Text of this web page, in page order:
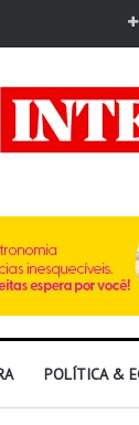
POLÍTICA &